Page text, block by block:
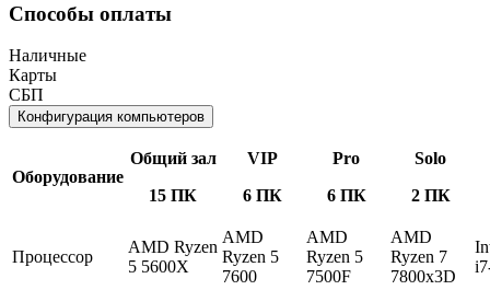
Способы оплаты
Наличные
Карты
СБП
Конфигурация компьютеров
Оборудование
Общий зал
15 ПК
VIP
6 ПК
Pro
6 ПК
Solo
2 ПК
Процессор
AMD Ryzen
5 5600X
AMD
Ryzen 5
7600
AMD
Ryzen 5
7500F
AMD
Ryzen 7
7800x3D